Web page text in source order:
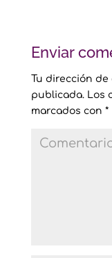
Enviar
Tu dirección
publicada. Los
marcados con *